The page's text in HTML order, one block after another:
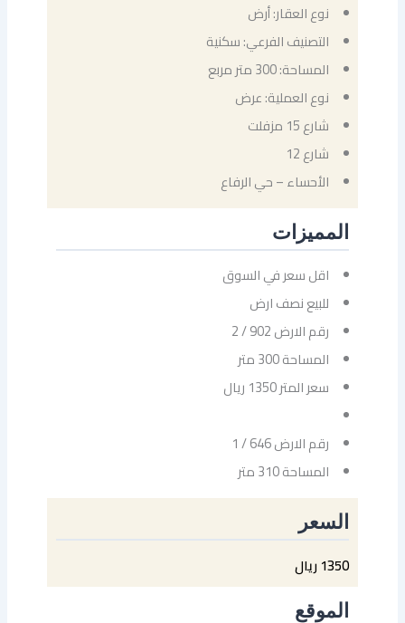
نوع العقار: أرض
التصنيف الفرعي: سكنية
المساحة: 300 متر مربع
نوع العملية: عرض
شارع 15 مزفلت
شارع 12
الأحساء – حي الرفاع
المميزات
اقل سعر في السوق
للبيع نصف ارض
رقم الارض 902 / 2
المساحة 300 متر
سعر المتر 1350 ريال
رقم الارض 646 / 1
المساحة 310 متر
السعر
1350 ريال
الموقع